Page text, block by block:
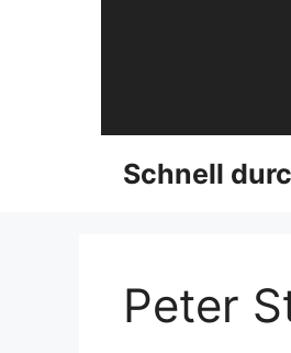
Schnell
Peter